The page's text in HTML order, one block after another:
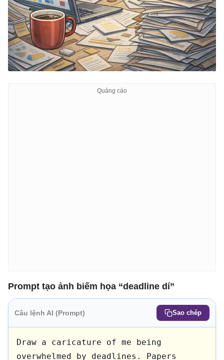
Prompt tạo ảnh biếm họa “deadline dí”
Câu lệnh AI (Prompt) Sao chép
Draw a caricature of me being
overwhelmed by deadlines. Papers